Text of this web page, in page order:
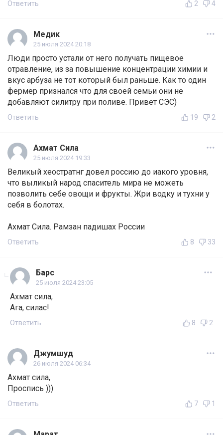
Ответить 2 4
Медик
25 июля 2024 20:18
Люди просто устали от него получать пищевое
отравление, из за повышение концентрации химии и
вкус арбуза не тот который был раньше. Как то один
фермер признался что для своей семьи они не
добавляют силитру при поливе. Привет СЭС)
Ответить 19 2
Ахмат Сила
25 июля 2024 19:33
Великый хеостратнг довел россию до иакого уровня,
что выликый народ спаситель мира не можеть
позволить себе овощи и фрукты. Жри водку и тухни у
себя в болотах.
Ахмат Сила. Рамзан падишах России
Ответить 8 33
Барс
25 июля 2024 23:05
Ахмат сила,
Ага, силас!
Ответить 8 2
Джумшуд
26 июля 2024 06:34
Ахмат сила,
Проспись )))
Ответить 7 1